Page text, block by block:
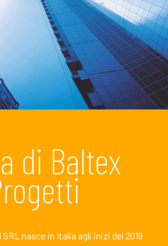
di Baltex
SRL nasce in Italia agli inizi del 2019